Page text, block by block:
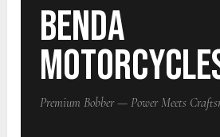
BENDA
Premium Bobber — Power Meets